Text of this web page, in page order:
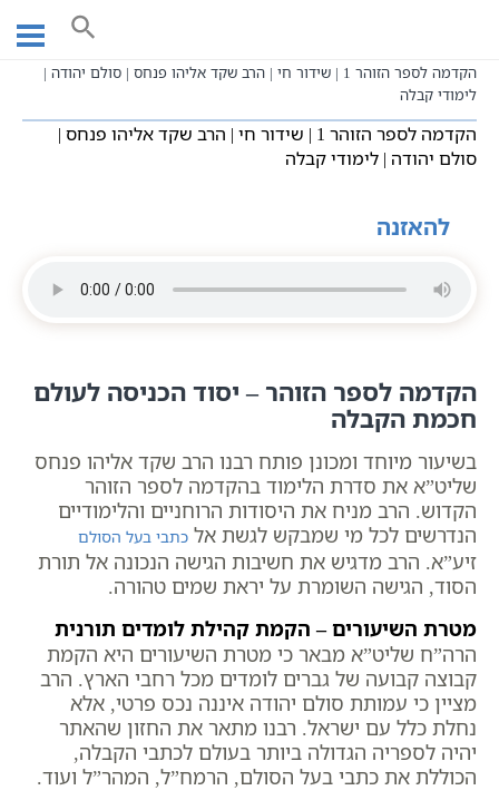
content
שיעורי קבלה כתבי אשלג
הקדמה לספר הזוהר 1 | שידור חי | הרב שקד אליהו פנחס | סולם יהודה |
לימודי קבלה
הקדמה לספר הזוהר 1 | שידור חי | הרב שקד אליהו פנחס |
סולם יהודה | לימודי קבלה
להאזנה
הקדמה לספר הזוהר – יסוד הכניסה לעולם
חכמת הקבלה
בשיעור מיוחד ומכונן פותח רבנו הרב שקד אליהו פנחס
שליט”א את סדרת הלימוד בהקדמה לספר הזוהר
הקדוש. הרב מניח את היסודות הרוחניים והלימודיים
הנדרשים לכל מי שמבקש לגשת אל כתבי בעל הסולם
זיע”א. הרב מדגיש את חשיבות הגישה הנכונה אל תורת
הסוד, הגישה השומרת על יראת שמים טהורה.
מטרת השיעורים – הקמת קהילת לומדים תורנית
הרה”ח שליט”א מבאר כי מטרת השיעורים היא הקמת
קבוצה קבועה של גברים לומדים מכל רחבי הארץ. הרב
מציין כי עמותת סולם יהודה איננה נכס פרטי, אלא
נחלת כלל עם ישראל. רבנו מתאר את החזון שהאתר
יהיה לספריה הגדולה ביותר בעולם לכתבי הקבלה,
הכוללת את כתבי בעל הסולם, הרמח”ל, המהר”ל ועוד.